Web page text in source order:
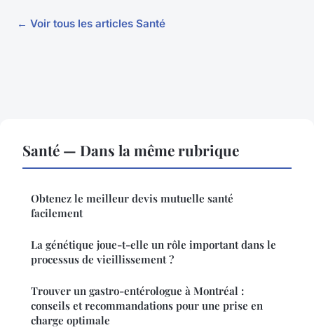
← Voir tous les articles Santé
Santé — Dans la même rubrique
Obtenez le meilleur devis mutuelle santé
facilement
La génétique joue-t-elle un rôle important dans le
processus de vieillissement ?
Trouver un gastro-entérologue à Montréal :
conseils et recommandations pour une prise en
charge optimale